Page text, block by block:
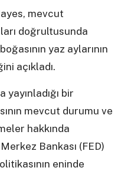
mevcut
doğrultusunda
yaz aylarının
açıkladı.
bir
mevcut durumu ve
hakkında
Bankası (FED)
eninde